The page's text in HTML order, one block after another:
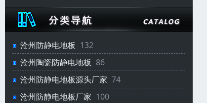
沧州防静电地板 132
沧州陶瓷防静电地板 86
沧州防静电地板源头厂家 74
沧州防静电地板厂家 100